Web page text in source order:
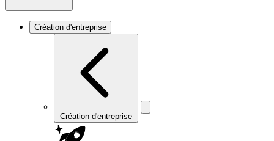
Création d'entreprise
Création d'entreprise